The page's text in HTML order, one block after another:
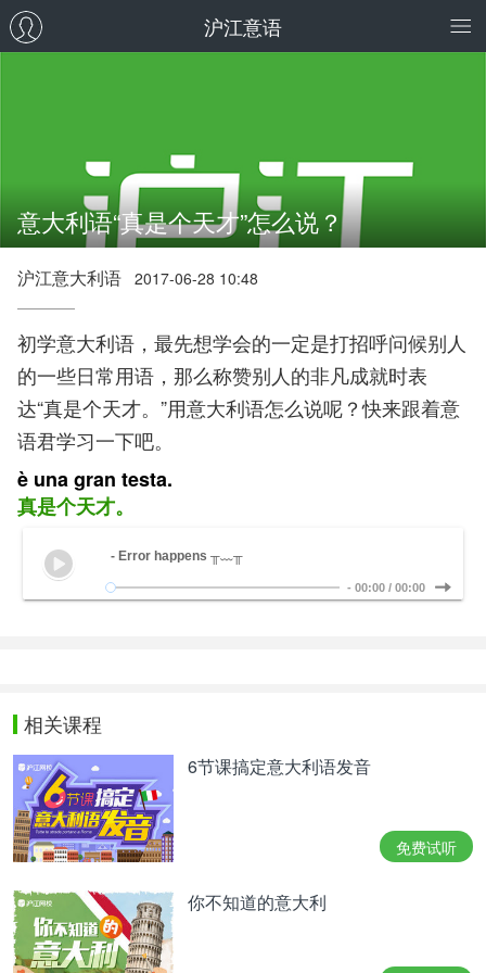
沪江意语
意大利语“真是个天才”怎么说？
沪江意大利语 2017-06-28 10:48
初学意大利语，最先想学会的一定是打招呼问候别人
的一些日常用语，那么称赞别人的非凡成就时表
达“真是个天才。”用意大利语怎么说呢？快来跟着意
语君学习一下吧。
è una gran testa.
真是个天才。
- Error happens ╥﹏╥
- 00:00 / 00:00
相关课程
6节课搞定意大利语发音
免费试听
你不知道的意大利